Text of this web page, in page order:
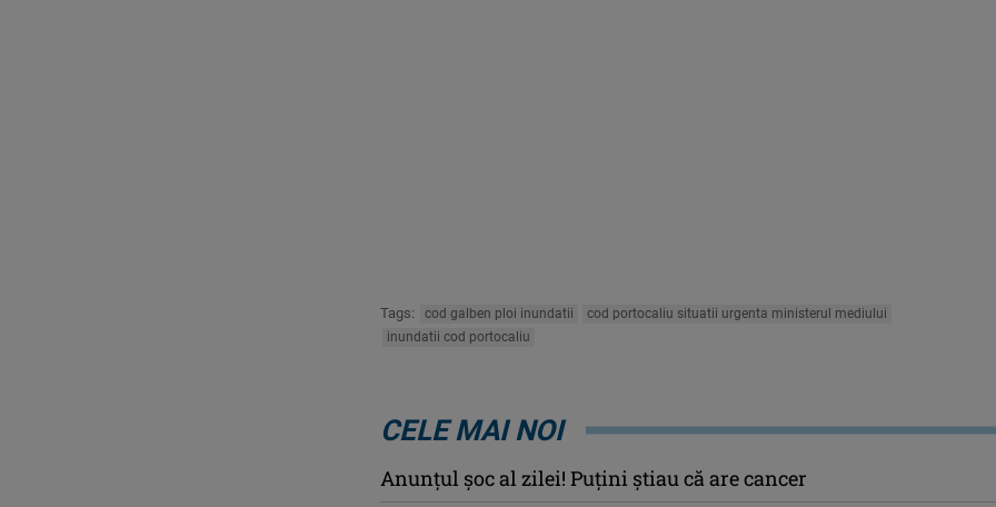
Tags: cod galben ploi inundatii
cod portocaliu situatii urgenta ministerul mediului
inundatii cod portocaliu
CELE MAI NOI
Anunţul şoc al zilei! Puţini ştiau că are cancer